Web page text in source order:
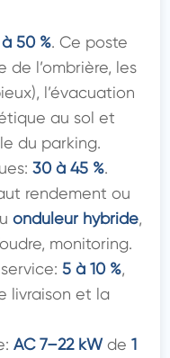
50 %. Ce poste
l’ombrière, les
l’évacuation
au sol et
du parking.
30 à 45 %.
rendement ou
onduleur hybride,
monitoring.
5 à 10 %,
livraison et la
AC 7–22 kW de 1